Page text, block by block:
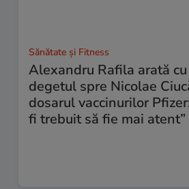
Sănătate și Fitness
Alexandru Rafila arată cu
degetul spre Nicolae
dosarul vaccinurilor
fi trebuit să fie mai atent”